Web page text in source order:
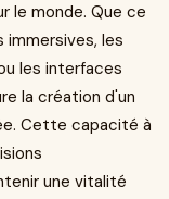
le monde. Que ce
les
les interfaces
la création d'un
Cette capacité à
une vitalité